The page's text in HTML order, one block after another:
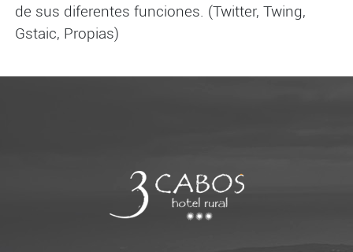
de sus diferentes funciones. (Twitter, Twing,
Gstaic, Propias)